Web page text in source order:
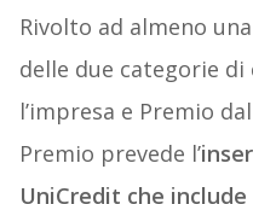
Rivolto ad almeno
delle due categorie
l’impresa e Premio
Premio prevede l’
UniCredit che include